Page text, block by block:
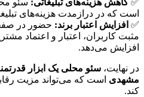
✅ کاهش هزینه‌های تبلیغاتی: سئو
است که در درازمدت هزینه‌های
✅ افزایش اعتبار برند: حضور در
مثبت کاربران، اعتبار و اعتماد
افزایش می‌دهد.
در نهایت، سئو محلی یک ابزار
مشهدی است که می‌تواند مزیت
کند.